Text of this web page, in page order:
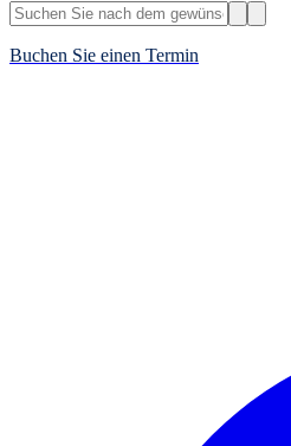
Buchen Sie einen Termin